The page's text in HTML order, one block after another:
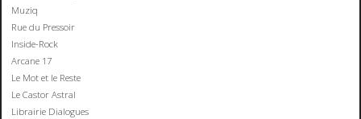
Muziq
Rue du Pressoir
Inside-Rock
Arcane 17
Le Mot et le Reste
Le Castor Astral
Librairie Dialogues